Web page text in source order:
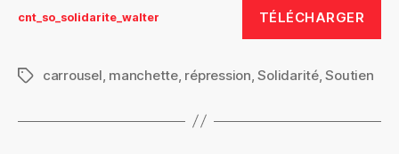
cnt_so_solidarite_walter TÉLÉCHARGER
Étiquettes
carrousel manchette, répression ,Solidarité,Soutien